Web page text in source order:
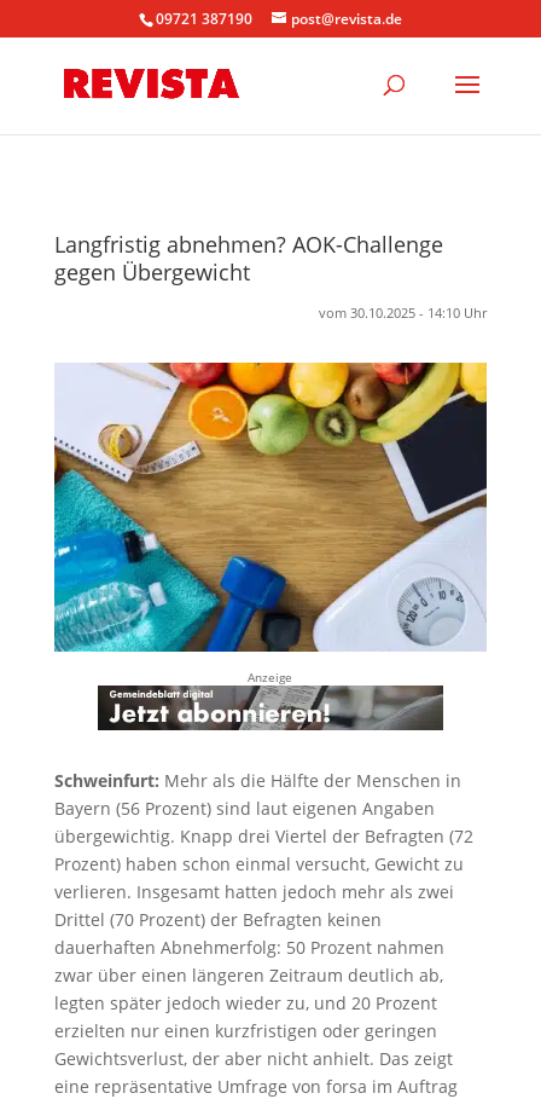
09721 387190 post@revista.de
Langfristig abnehmen? AOK-Challenge
gegen Übergewicht
vom 30.10.2025 - 14:10 Uhr
Anzeige
Schweinfurt: Mehr als die Hälfte der Menschen in
Bayern (56 Prozent) sind laut eigenen Angaben
übergewichtig. Knapp drei Viertel der Befragten (72
Prozent) haben schon einmal versucht, Gewicht zu
verlieren. Insgesamt hatten jedoch mehr als zwei
Drittel (70 Prozent) der Befragten keinen
dauerhaften Abnehmerfolg: 50 Prozent nahmen
zwar über einen längeren Zeitraum deutlich ab,
legten später jedoch wieder zu, und 20 Prozent
erzielten nur einen kurzfristigen oder geringen
Gewichtsverlust, der aber nicht anhielt. Das zeigt
eine repräsentative Umfrage von forsa im Auftrag